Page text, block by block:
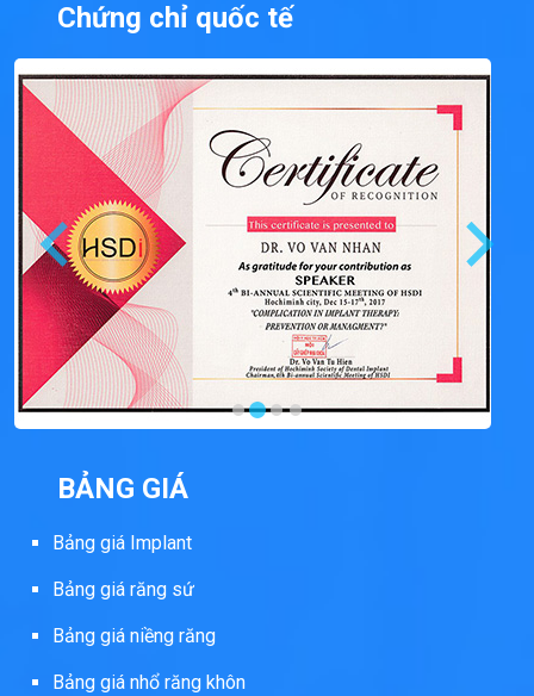
Chứng chỉ quốc tế
BẢNG GIÁ
Bảng giá Implant
Bảng giá răng sứ
Bảng giá niềng răng
Bảng giá nhổ răng khôn